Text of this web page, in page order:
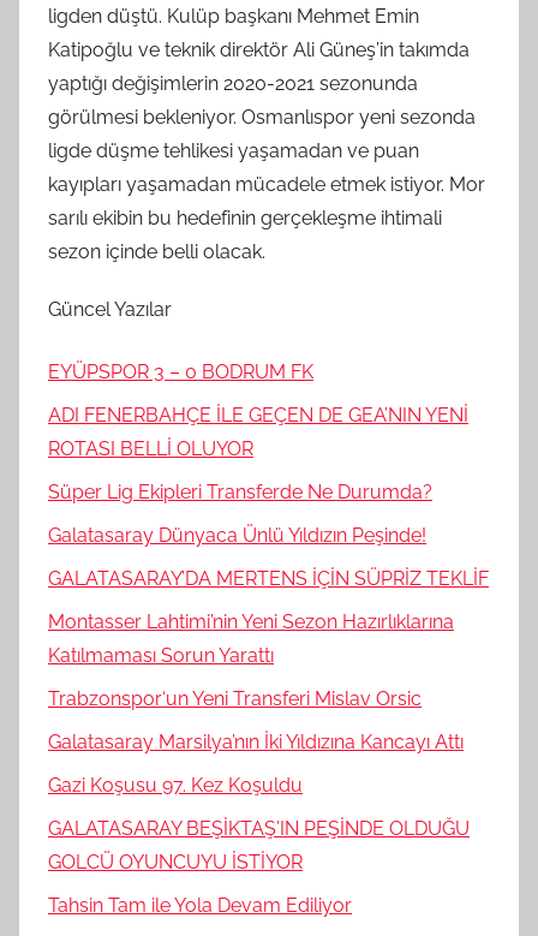
ligden düştü. Kulüp başkanı Mehmet Emin
Katipoğlu ve teknik direktör Ali Güneş’in takımda
yaptığı değişimlerin 2020-2021 sezonunda
görülmesi bekleniyor. Osmanlıspor yeni sezonda
ligde düşme tehlikesi yaşamadan ve puan
kayıpları yaşamadan mücadele etmek istiyor. Mor
sarılı ekibin bu hedefinin gerçekleşme ihtimali
sezon içinde belli olacak.
Güncel Yazılar
EYÜPSPOR 3 – 0 BODRUM FK
ADI FENERBAHÇE İLE GEÇEN DE GEA’NIN YENİ
ROTASI BELLİ OLUYOR
Süper Lig Ekipleri Transferde Ne Durumda?
Galatasaray Dünyaca Ünlü Yıldızın Peşinde!
GALATASARAY’DA MERTENS İÇİN SÜPRİZ TEKLİF
Montasser Lahtimi’nin Yeni Sezon Hazırlıklarına
Katılmaması Sorun Yarattı
Trabzonspor‘un Yeni Transferi Mislav Orsic
Galatasaray Marsilya’nın İki Yıldızına Kancayı Attı
Gazi Koşusu 97. Kez Koşuldu
GALATASARAY BEŞİKTAŞ’IN PEŞİNDE OLDUĞU
GOLCÜ OYUNCUYU İSTİYOR
Tahsin Tam ile Yola Devam Ediliyor